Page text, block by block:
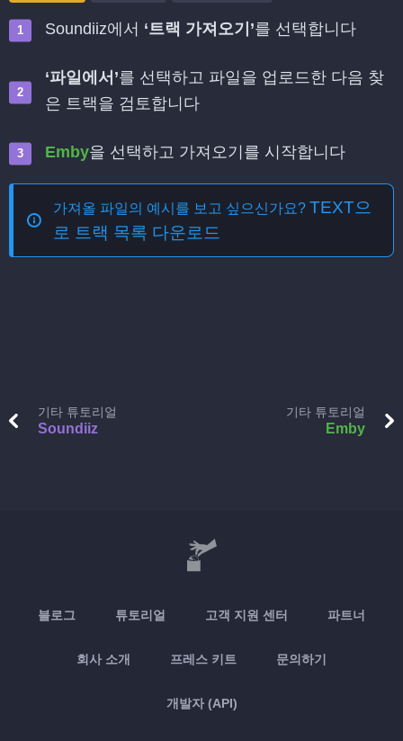
Soundiiz에서 ‘트랙 가져오기’를 선택합니다
‘파일에서’를 선택하고 파일을 업로드한 다음 찾
은 트랙을 검토합니다
Emby을 선택하고 가져오기를 시작합니다
가져올 파일의 예시를 보고 싶으신가요? TEXT으
로 트랙 목록 다운로드
기타 튜토리얼
Soundiiz
기타 튜토리얼
Emby
블로그 튜토리얼 고객 지원 센터 파트너
회사 소개 프레스 키트 문의하기
개발자 (API)